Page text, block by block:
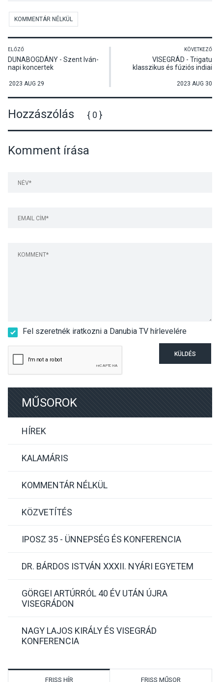
KOMMENTÁR NÉLKÜL
ELŐZŐ
DUNABOGDÁNY - Szent Iván-
napi koncertek
2023 AUG 29
KÖVETKEZŐ
VISEGRÁD - Trigatu
klasszikus és fúziós indiai
2023 AUG 30
Hozzászólás { 0 }
Komment írása
Fel szeretnék iratkozni a Danubia TV hírlevelére
KÜLDÉS
MŰSOROK
HÍREK
KALAMÁRIS
KOMMENTÁR NÉLKÜL
KÖZVETÍTÉS
IPOSZ 35 - ÜNNEPSÉG ÉS KONFERENCIA
DR. BÁRDOS ISTVÁN XXXII. NYÁRI EGYETEM
GÖRGEI ARTÚRRÓL 40 ÉV UTÁN ÚJRA
VISEGRÁDON
NAGY LAJOS KIRÁLY ÉS VISEGRÁD
KONFERENCIA
FRISS HÍR FRISS MŰSOR